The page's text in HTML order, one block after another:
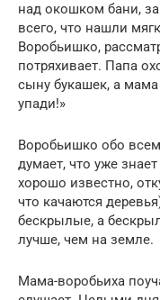
над окошком бани,
всего, что нашли
Воробьишко,
потряхивает. Папа
сыну букашек, а
упади!»
Воробьишко обо
думает, что уже
хорошо известно,
что качаются
бескрылые, а
лучше, чем на земле.
Мама-воробьиха